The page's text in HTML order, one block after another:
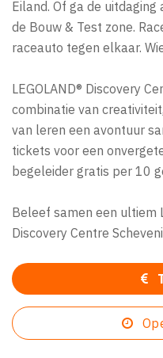
Eiland. Of ga de
de Bouw & Test zone.
raceauto tegen elkaar.
LEGOLAND® Discovery
combinatie van
van leren een avontuur
tickets voor een
begeleider gratis per 10
Beleef samen een ultiem
Discovery Centre